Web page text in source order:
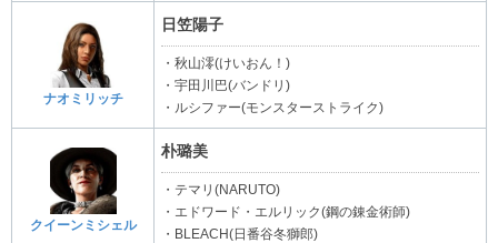
ナオミリッチ
日笠陽子
・秋山澪(けいおん！)
・宇田川巴(バンドリ)
・ルシファー(モンスターストライク)
クイーンミシェル
朴璐美
・テマリ(NARUTO)
・エドワード・エルリック(鋼の錬金術師)
・BLEACH(日番谷冬獅郎)